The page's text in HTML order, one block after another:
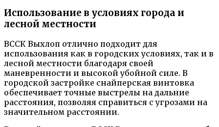
Использование в условиях города и
лесной местности
ВССК Выхлоп отлично подходит для
использования как в городских условиях, так и в
лесной местности благодаря своей
маневренности и высокой убойной силе. В
городской застройке снайперская винтовка
обеспечивает точные выстрелы на дальние
расстояния, позволяя справиться с угрозами на
значительном расстоянии.